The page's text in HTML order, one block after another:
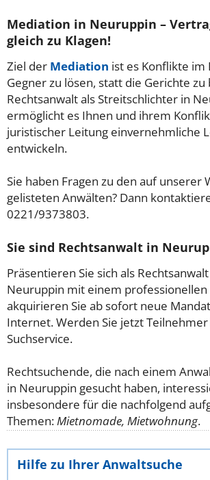
Mediation in Neuruppin –
gleich zu Klagen!
Ziel der Mediation ist es Konflikte im
Gegner zu lösen, statt die Gerichte zu
Rechtsanwalt als Streitschlichter in
ermöglicht es Ihnen und ihrem
juristischer Leitung einvernehmliche
entwickeln.
Sie haben Fragen zu den auf unserer
gelisteten Anwälten? Dann
0221/9373803.
Sie sind Rechtsanwalt in
Präsentieren Sie sich als
Neuruppin mit einem professionellen
akquirieren Sie ab sofort neue
Internet. Werden Sie jetzt
Suchservice.
Rechtsuchende, die nach einem
in Neuruppin gesucht haben,
insbesondere für die nachfolgend
Themen:Mietnomade, Mietwohnung.
Hilfe zu Ihrer Anwaltsuche